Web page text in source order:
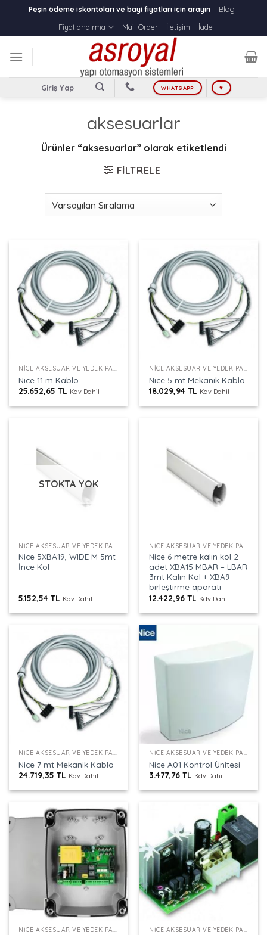
content
Peşin ödeme iskontoları ve bayi fiyatları için arayın
Blog
Fiyatlandırma
Mail Order İletişim İade
Giriş Yap WHATSAPP ♥
aksesuarlar
Ürünler “aksesuarlar” olarak etiketlendi
FILTRELE
NICE AKSESUAR VE YEDEK PARÇALAR
Nice 11 m Kablo
25.652,65TL Kdv Dahil
NICE AKSESUAR VE YEDEK PARÇALAR
Nice 5 mt Mekanik Kablo
18.029,94TL Kdv Dahil
STOKTA YOK
Nice 5XBA19, WIDE M 5mt
İnce Kol
5.152,54TL Kdv Dahil
Nice 6 metre kalın kol 2
adet XBA15 MBAR – LBAR
3mt Kalın Kol + XBA9
birleştirme aparatı
12.422,96TL Kdv Dahil
NICE AKSESUAR VE YEDEK PARÇALAR
Nice 7 mt Mekanik Kablo
24.719,35TL Kdv Dahil
NICE AKSESUAR VE YEDEK PARÇALAR
Nice A01 Kontrol Ünitesi
3.477,76TL Kdv Dahil
NICE AKSESUAR VE YEDEK PARÇALAR NICE AKSESUAR VE YEDEK PARÇALAR